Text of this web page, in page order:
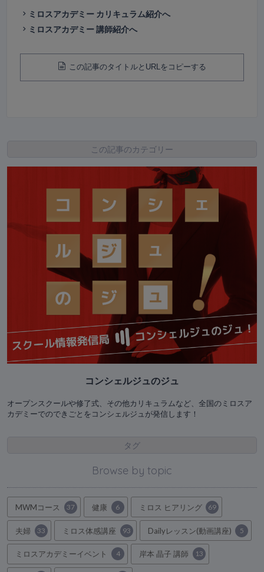
ミロスアカデミー カリキュラム紹介へ
ミロスアカデミー 講師紹介へ
この記事のタイトルとURLをコピーする
この記事のカテゴリー
コンシェルジュのジュ
オープンスクールや修了式、その他カリキュラムなど、全国のミロスア
カデミーでのできごとをコンシェルジュが発信します！
タグ
Browse by topic
MWMコース 37 健康 6 ミロス ヒアリング 69
夫婦 33 ミロス体感講座 93 Dailyレッスン(動画講座) 5
ミロスアカデミーイベント 4 岸本 晶子 講師 13